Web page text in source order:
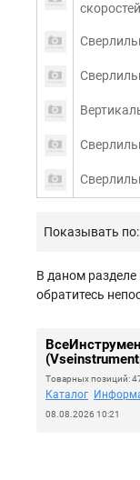
Показывать по:
В даном
обратитесь
Товарных позиций:
Каталог
08.08.2026 10:21